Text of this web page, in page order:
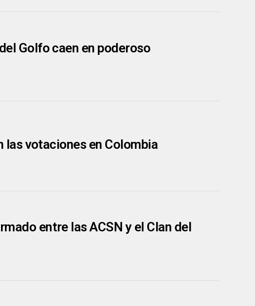
Golfo caen en poderoso
las votaciones en Colombia
entre las ACSN y el Clan del